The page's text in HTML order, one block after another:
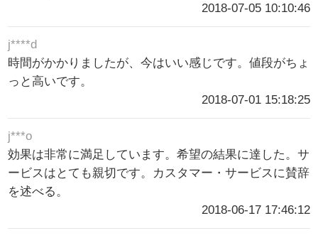
2018-07-05 10:10:46
j****d
時間がかかりましたが、今はいい感じです。値段がちょ
っと高いです。
2018-07-01 15:18:25
j***o
効果は非常に満足しています。希望の結果に達した。サ
ービスはとても親切です。カスタマー・サービスに賛辞
を述べる。
2018-06-17 17:46:12